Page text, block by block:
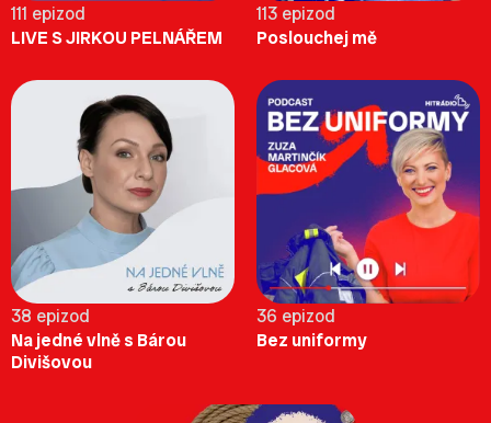
111 epizod
LIVE S JIRKOU PELNÁŘEM
113 epizod
Poslouchej mě
38 epizod
Na jedné vlně s Bárou
Divišovou
36 epizod
Bez uniformy